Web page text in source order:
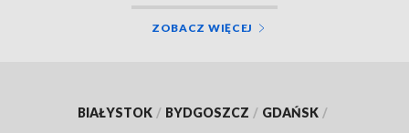
ZOBACZ WIĘCEJ
BIAŁYSTOK / BYDGOSZCZ / GDAŃSK /